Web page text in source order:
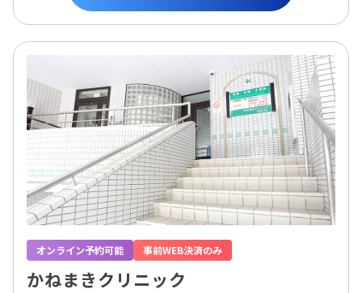
オンライン予約可能 事前WEB決済のみ
かねまきクリニック